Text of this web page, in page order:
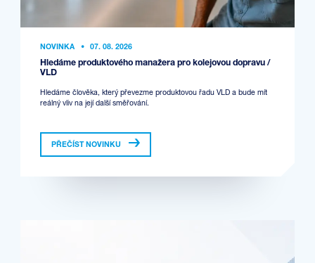
NOVINKA • 07. 08. 2026
Hledáme produktového manažera pro kolejovou dopravu /
VLD
Hledáme člověka, který převezme produktovou řadu VLD a bude mít
reálný vliv na její další směřování.
PŘEČÍST NOVINKU